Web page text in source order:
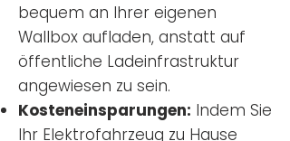
bequem an Ihrer eigenen
Wallbox aufladen, anstatt auf
öffentliche Ladeinfrastruktur
angewiesen zu sein.
Kosteneinsparungen: Indem Sie
Ihr Elektrofahrzeug zu Hause